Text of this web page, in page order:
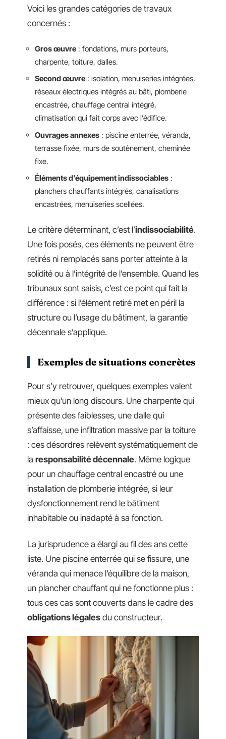
Voici les grandes catégories de travaux
concernés :
Gros œuvre : fondations, murs porteurs,
charpente, toiture, dalles.
Second œuvre : isolation, menuiseries intégrées,
réseaux électriques intégrés au bâti, plomberie
encastrée, chauffage central intégré,
climatisation qui fait corps avec l’édifice.
Ouvrages annexes : piscine enterrée, véranda,
terrasse fixée, murs de soutènement, cheminée
fixe.
Éléments d’équipement indissociables :
planchers chauffants intégrés, canalisations
encastrées, menuiseries scellées.
Le critère déterminant, c’est l’indissociabilité.
Une fois posés, ces éléments ne peuvent être
retirés ni remplacés sans porter atteinte à la
solidité ou à l’intégrité de l’ensemble. Quand les
tribunaux sont saisis, c’est ce point qui fait la
différence : si l’élément retiré met en péril la
structure ou l’usage du bâtiment, la garantie
décennale s’applique.
Exemples de situations concrètes
Pour s’y retrouver, quelques exemples valent
mieux qu’un long discours. Une charpente qui
présente des faiblesses, une dalle qui
s’affaisse, une infiltration massive par la toiture
: ces désordres relèvent systématiquement de
la responsabilité décennale. Même logique
pour un chauffage central encastré ou une
installation de plomberie intégrée, si leur
dysfonctionnement rend le bâtiment
inhabitable ou inadapté à sa fonction.
La jurisprudence a élargi au fil des ans cette
liste. Une piscine enterrée qui se fissure, une
véranda qui menace l’équilibre de la maison,
un plancher chauffant qui ne fonctionne plus :
tous ces cas sont couverts dans le cadre des
obligations légales du constructeur.